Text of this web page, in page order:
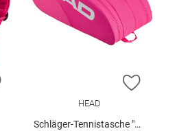
ZUR WUNSCHLISTE HINZUFÜGEN
ZUR
HEAD
Schläger-Tennistasche "Base"